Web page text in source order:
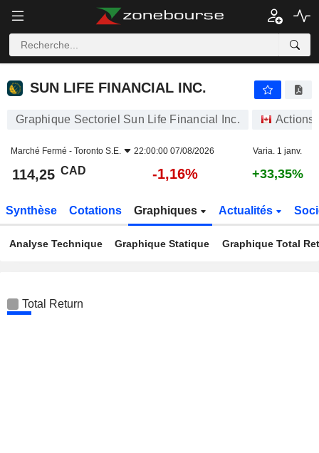
SUN LIFE FINANCIAL INC.
SUN LIFE FINANCIAL INC.
Graphique Sectoriel Sun Life Financial Inc. Actions
Marché Fermé - Toronto S.E. 22:00:00 07/08/2026 Varia. 1 janv.
114,25 CAD -1,16% +33,35%
Synthèse Cotations Graphiques Actualités
Analyse Technique Graphique Statique Graphique Total
Total Return